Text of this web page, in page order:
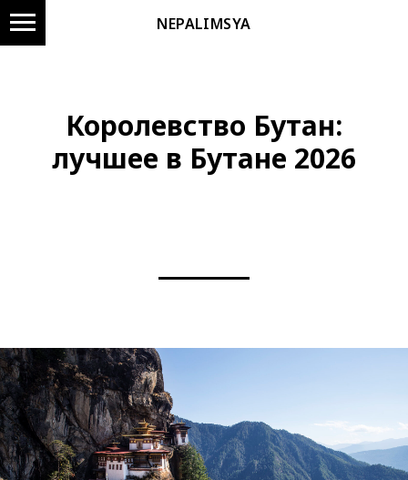
NEPALIMSYA
Королевство Бутан:
лучшее в Бутане 2026